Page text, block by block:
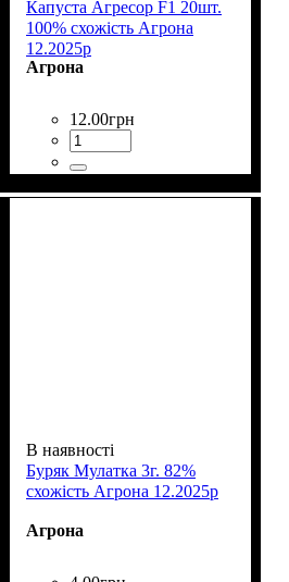
Капуста Агресор F1 20шт.
100% схожість Агрона
12.2025р
Агрона
12.00грн
В наявності
Буряк Мулатка 3г. 82%
схожість Агрона 12.2025р
Агрона